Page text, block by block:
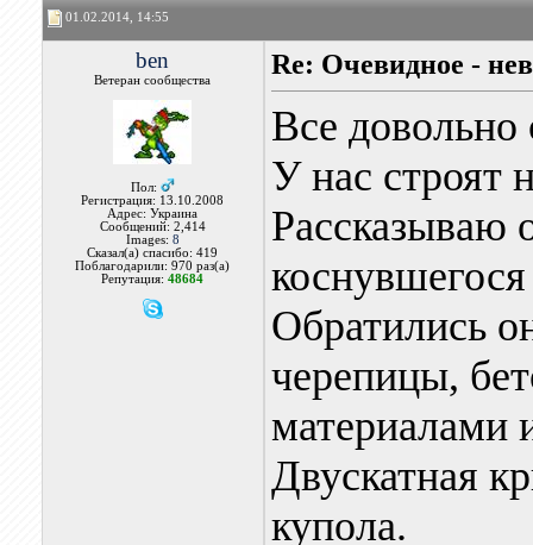
01.02.2014, 14:55
ben
Ветеран сообщества
Пол:
Регистрация: 13.10.2008
Адрес: Украина
Сообщений: 2,414
Images: 8
Сказал(а) спасибо: 419
Поблагодарили: 970 раз(а)
Репутация:48684
Re: Очевидное -
Все
У нас строят
Рассказываю
коснувшегося
Обратились
черепицы,
материалами
Двускатная
купола.